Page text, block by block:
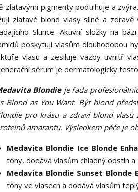
zlatavými pigmenty podtrhuje a
zlatavé blond vlasy silné a
Slunce. Aktivní složky na
poskytují vlasům dlouhodobou
vlasu a zesiluje vazby uvnitř
sérum je dermatologicky
Blondieje řada
Blond as You Want. Být blond
pro krásu a zdraví blond vlasů
amarantu. Výsledkem péče je
Medavita Blondie Ice Blonde
tóny, dodává vlasům chladný odstín a
Medavita Blondie Sunset Blonde
tóny ve vlasech a dodává vlasům